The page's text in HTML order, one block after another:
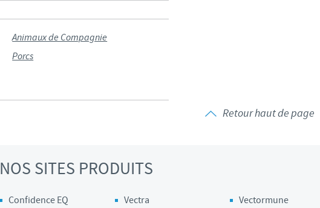
Animaux de Compagnie
Porcs
Retour haut de page
NOS SITES PRODUITS
Confidence EQ Vectra
Vectormune